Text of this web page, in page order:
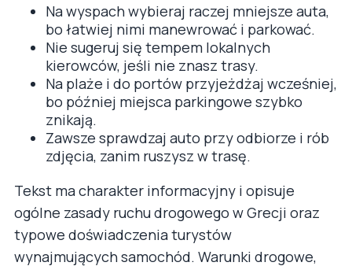
Na wyspach wybieraj raczej mniejsze auta,
bo łatwiej nimi manewrować i parkować.
Nie sugeruj się tempem lokalnych
kierowców, jeśli nie znasz trasy.
Na plaże i do portów przyjeżdżaj wcześniej,
bo później miejsca parkingowe szybko
znikają.
Zawsze sprawdzaj auto przy odbiorze i rób
zdjęcia, zanim ruszysz w trasę.
Tekst ma charakter informacyjny i opisuje
ogólne zasady ruchu drogowego w Grecji oraz
typowe doświadczenia turystów
wynajmujących samochód. Warunki drogowe,